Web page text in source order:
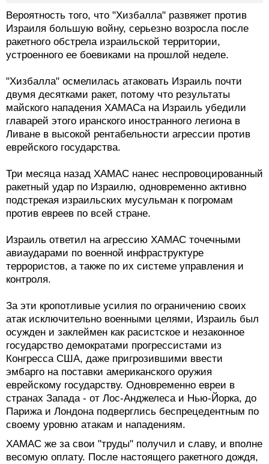
Вероятность того, что "Хизбалла" развяжет против
Израиля большую войну, серьезно возросла после
ракетного обстрела израильской территории,
устроенного ее боевиками на прошлой неделе.
"Хизбалла" осмелилась атаковать Израиль почти
двумя десятками ракет, потому что результаты
майского нападения ХАМАСа на Израиль убедили
главарей этого иранского иностранного легиона в
Ливане в высокой рентабельности агрессии против
еврейского государства.
Три месяца назад ХАМАС нанес неспровоцированный
ракетный удар по Израилю, одновременно активно
подстрекая израильских мусульман к погромам
против евреев по всей стране.
Израиль ответил на агрессию ХАМАС точечными
авиаударами по военной инфраструктуре
террористов, а также по их системе управления и
контроля.
За эти кропотливые усилия по ограничению своих
атак исключительно военными целями, Израиль был
осужден и заклеймен как расистское и незаконное
государство демократами прогрессистами из
Конгресса США, даже пригрозившими ввести
эмбарго на поставки американского оружия
еврейскому государству. Одновременно евреи в
странах Запада - от Лос-Анджелеса и Нью-Йорка, до
Парижа и Лондона подверглись беспрецедентным по
своему уровню атакам и нападениям.
ХАМАС же за свои "труды" получил и славу, и вполне
весомую оплату. После настоящего ракетного дождя,